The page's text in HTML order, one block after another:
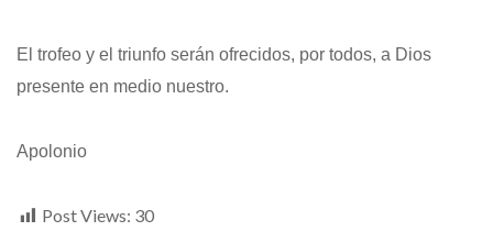
El trofeo y el triunfo serán ofrecidos, por todos, a Dios
presente en medio nuestro.
Apolonio
Post Views: 30